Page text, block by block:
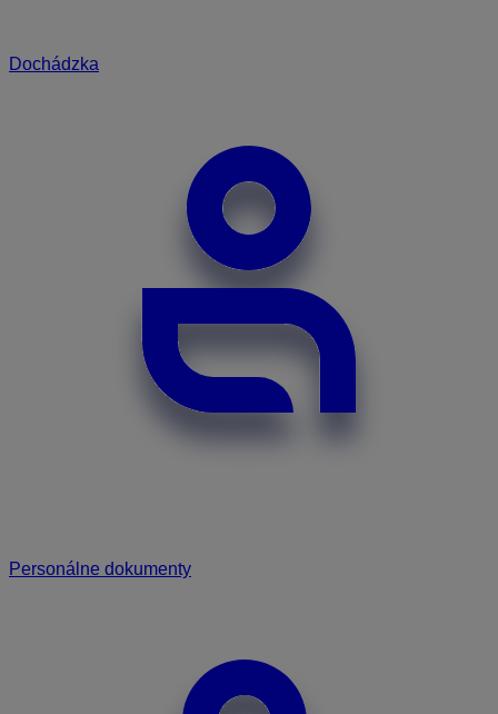
Dochádzka
Personálne dokumenty